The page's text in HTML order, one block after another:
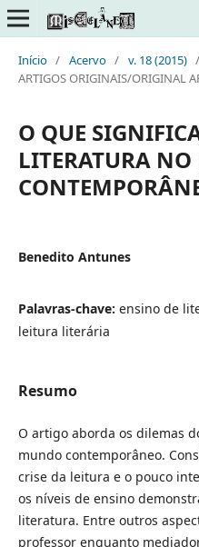
Início / Acervo / v. 18 (2015) /
ARTIGOS ORIGINAIS/ORIGINAL
O QUE
LITERATURA
Benedito Antunes
Palavras-chave: ensino de
leitura literária
Resumo
O artigo aborda os dilemas
mundo contemporâneo.
crise da leitura e o pouco
os níveis de ensino
literatura. Entre outros
professor enquanto